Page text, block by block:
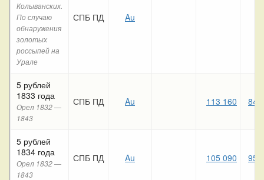
Колыванских.
По случаю
обнаружения
золотых
россыпей на
Урале
СПБ ПД Au
5 рублей
1833 года
Орел 1832 —
1843
СПБ ПД Au 113 160 84
5 рублей
1834 года
Орел 1832 —
1843
СПБ ПД Au 105 090 95